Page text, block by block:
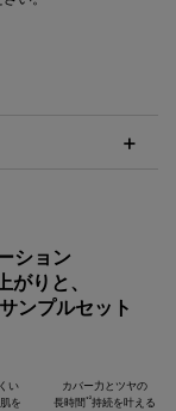
ション
がりと、
ンプルセット
い
を
カバー力とツヤの
長時間 *²持続を叶える